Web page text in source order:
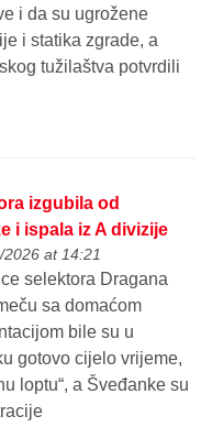
i da su ugrožene
i statika zgrade, a
tužilaštva potvrdili
izgubila od
i ispala iz A divizije
2026 at 14:21
selektora Dragana
sa domaćom
bile su u
gotovo cijelo vrijeme,
loptu“, a Šveđanke su